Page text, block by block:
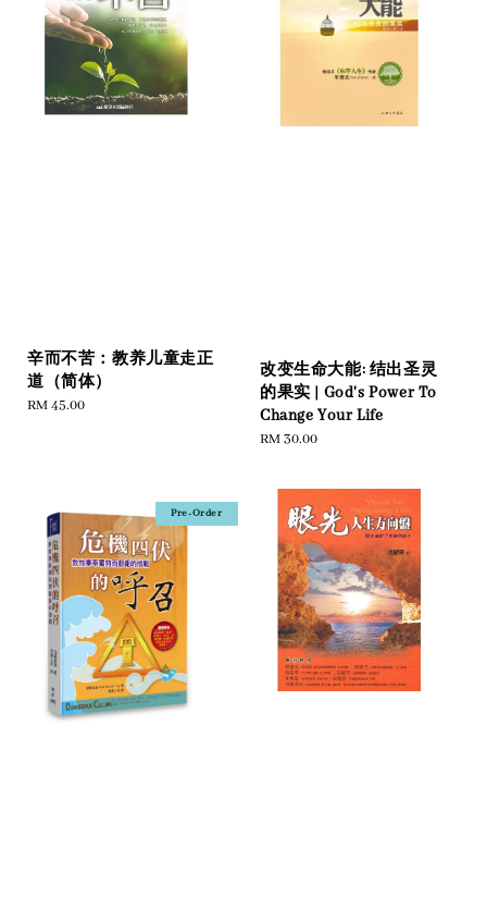
辛而不苦：教养儿童走正
道（简体）
Regular
RM 45.00
改变生命大能: 结出圣灵
的果实 | God's Power To
Change Your Life
Regular
RM 30.00
Pre-Order